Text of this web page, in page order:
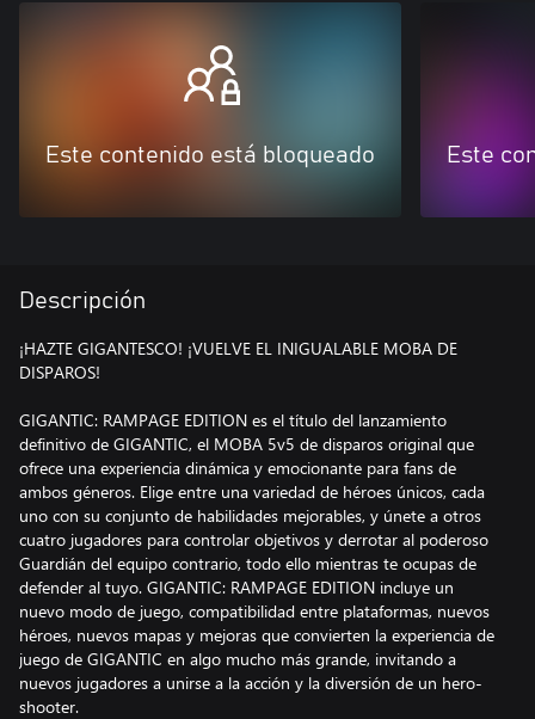
Este contenido está bloqueado Este
Descripción
¡HAZTE GIGANTESCO! ¡VUELVE EL INIGUALABLE MOBA DE
DISPAROS!
GIGANTIC: RAMPAGE EDITION es el título del lanzamiento
definitivo de GIGANTIC, el MOBA 5v5 de disparos original que
ofrece una experiencia dinámica y emocionante para fans de
ambos géneros. Elige entre una variedad de héroes únicos, cada
uno con su conjunto de habilidades mejorables, y únete a otros
cuatro jugadores para controlar objetivos y derrotar al poderoso
Guardián del equipo contrario, todo ello mientras te ocupas de
defender al tuyo. GIGANTIC: RAMPAGE EDITION incluye un
nuevo modo de juego, compatibilidad entre plataformas, nuevos
héroes, nuevos mapas y mejoras que convierten la experiencia de
juego de GIGANTIC en algo mucho más grande, invitando a
nuevos jugadores a unirse a la acción y la diversión de un hero-
shooter.